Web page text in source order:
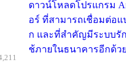
ดาวน์โหลดโปรแกรม
อร์ ที่สามารถเชื่อมต่อ
ก และที่สำคัญมีระบบรั
ช้ภายในธนาคารอีกด้วย